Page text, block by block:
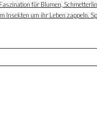
für Blumen,
Insekten um ihr Leben zappeln.